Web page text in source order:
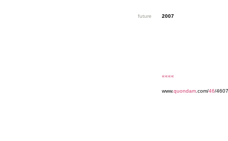
future 2007
««««
www.quondam .com/46/